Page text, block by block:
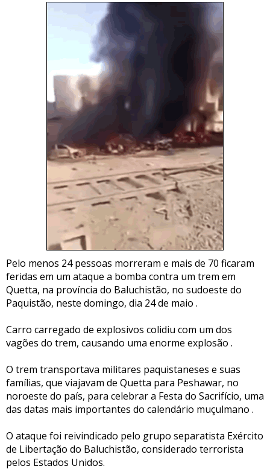
Pelo menos 24 pessoas morreram e mais de 70 ficaram
feridas em um ataque a bomba contra um trem em
Quetta, na província do Baluchistão, no sudoeste do
Paquistão, neste domingo, dia 24 de maio .
Carro carregado de explosivos colidiu com um dos
vagões do trem, causando uma enorme explosão .
O trem transportava militares paquistaneses e suas
famílias, que viajavam de Quetta para Peshawar, no
noroeste do país, para celebrar a Festa do Sacrifício, uma
das datas mais importantes do calendário muçulmano .
O ataque foi reivindicado pelo grupo separatista Exército
de Libertação do Baluchistão, considerado terrorista
pelos Estados Unidos.